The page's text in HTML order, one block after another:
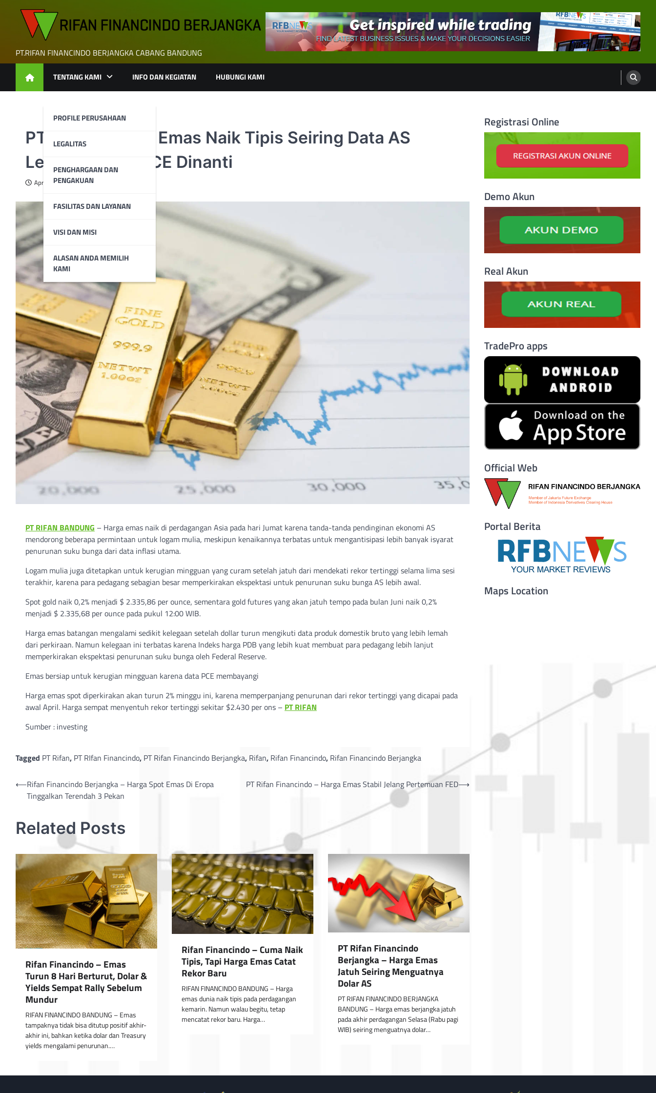
PT.RIFAN FINANCINDO BERJANGKA CABANG BANDUNG
TENTANG KAMI
PROFILE PERUSAHAAN
LEGALITAS
PENGHARGAAN DAN
PENGAKUAN
FASILITAS DAN LAYANAN
VISI DAN MISI
ALASAN ANDA MEMILIH
KAMI
INFO DAN KEGIATAN HUBUNGI KAMI
PT Rifan – Harga Emas Naik Tipis Seiring Data AS
Lemah, Inflasi PCE Dinanti
April 29, 2024
PT RIFAN BANDUNG – Harga emas naik di perdagangan Asia pada hari Jumat karena tanda-tanda pendinginan ekonomi AS
mendorong beberapa permintaan untuk logam mulia, meskipun kenaikannya terbatas untuk mengantisipasi lebih banyak isyarat
penurunan suku bunga dari data inflasi utama.
Logam mulia juga ditetapkan untuk kerugian mingguan yang curam setelah jatuh dari mendekati rekor tertinggi selama lima sesi
terakhir, karena para pedagang sebagian besar memperkirakan ekspektasi untuk penurunan suku bunga AS lebih awal.
Spot gold naik 0,2% menjadi $ 2.335,86 per ounce, sementara gold futures yang akan jatuh tempo pada bulan Juni naik 0,2%
menjadi $ 2.335,68 per ounce pada pukul 12:00 WIB.
Harga emas batangan mengalami sedikit kelegaan setelah dollar turun mengikuti data produk domestik bruto yang lebih lemah
dari perkiraan. Namun kelegaan ini terbatas karena Indeks harga PDB yang lebih kuat membuat para pedagang lebih lanjut
memperkirakan ekspektasi penurunan suku bunga oleh Federal Reserve.
Emas bersiap untuk kerugian mingguan karena data PCE membayangi
Harga emas spot diperkirakan akan turun 2% minggu ini, karena memperpanjang penurunan dari rekor tertinggi yang dicapai pada
awal April. Harga sempat menyentuh rekor tertinggi sekitar $2.430 per ons – PT RIFAN
Sumber : investing
Tagged PT Rifan, PT RIfan Financindo, PT Rifan Financindo Berjangka, Rifan, Rifan Financindo, Rifan Financindo Berjangka
Post
navigation
⟵Rifan Financindo Berjangka – Harga Spot Emas Di Eropa
Tinggalkan Terendah 3 Pekan
PT Rifan Financindo – Harga Emas Stabil Jelang Pertemuan FED⟶
Related Posts
Rifan Financindo – Emas
Turun 8 Hari Berturut, Dolar &
Yields Sempat Rally Sebelum
Mundur
RIFAN FINANCINDO BANDUNG – Emas
tampaknya tidak bisa ditutup positif akhir-
akhir ini, bahkan ketika dolar dan Treasury
yields mengalami penurunan.…
Rifan Financindo – Cuma Naik
Tipis, Tapi Harga Emas Catat
Rekor Baru
RIFAN FINANCINDO BANDUNG – Harga
emas dunia naik tipis pada perdagangan
kemarin. Namun walau begitu, tetap
mencatat rekor baru. Harga…
PT Rifan Financindo
Berjangka – Harga Emas
Jatuh Seiring Menguatnya
Dolar AS
PT RIFAN FINANCINDO BERJANGKA
BANDUNG – Harga emas berjangka jatuh
pada akhir perdagangan Selasa (Rabu pagi
WIB) seiring menguatnya dolar…
Registrasi Online
Demo Akun
Real Akun
TradePro apps
Official Web
Portal Berita
Maps Location